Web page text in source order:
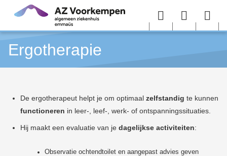
Overslaan en naar de inhoud gaan
Menu User
Ergotherapie
De ergotherapeut helpt je om optimaal zelfstandig te kunnen
functioneren in leer-, leef-, werk- of ontspanningssituaties.
Hij maakt een evaluatie van je dagelijkse activiteiten:
Observatie ochtendtoilet en aangepast advies geven